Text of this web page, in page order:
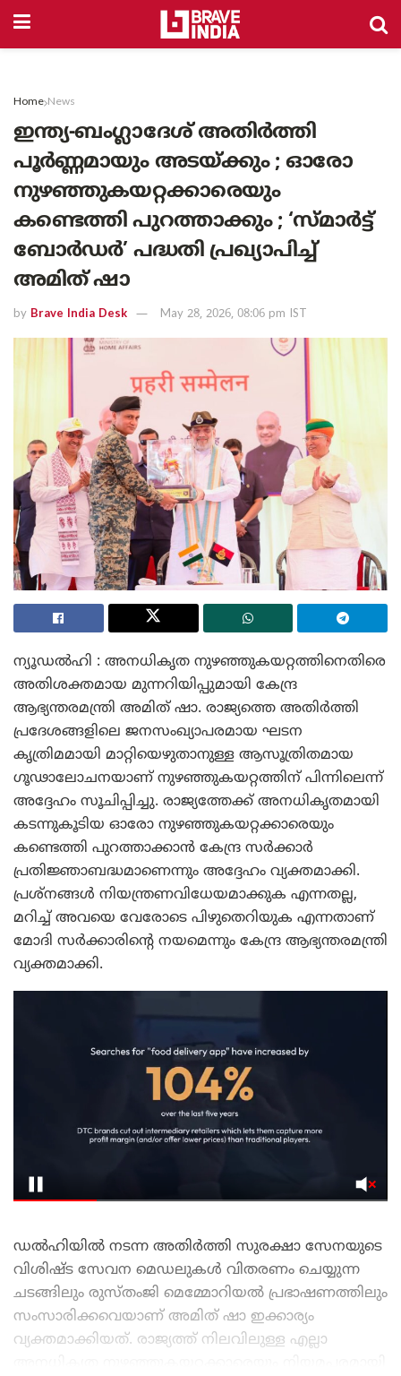
Home News
ഇന്ത്യ-ബംഗ്ലാദേശ് അതിർത്തി
പൂർണ്ണമായും അടയ്ക്കും ; ഓരോ
നുഴഞ്ഞുകയറ്റക്കാരെയും
കണ്ടെത്തി പുറത്താക്കും ; ‘സ്മാർട്ട്
ബോർഡർ’ പദ്ധതി പ്രഖ്യാപിച്ച്
അമിത് ഷാ
by Brave India Desk May 28, 2026, 08:06 pm IST
ന്യൂഡൽഹി : അനധികൃത നുഴഞ്ഞുകയറ്റത്തിനെതിരെ
അതിശക്തമായ മുന്നറിയിപ്പുമായി കേന്ദ്ര
ആഭ്യന്തരമന്ത്രി അമിത് ഷാ. രാജ്യത്തെ അതിർത്തി
പ്രദേശങ്ങളിലെ ജനസംഖ്യാപരമായ ഘടന
കൃത്രിമമായി മാറ്റിയെഴുതാനുള്ള ആസൂത്രിതമായ
ഗൂഢാലോചനയാണ് നുഴഞ്ഞുകയറ്റത്തിന് പിന്നിലെന്ന്
അദ്ദേഹം സൂചിപ്പിച്ചു. രാജ്യത്തേക്ക് അനധികൃതമായി
കടന്നുകൂടിയ ഓരോ നുഴഞ്ഞുകയറ്റക്കാരെയും
കണ്ടെത്തി പുറത്താക്കാൻ കേന്ദ്ര സർക്കാർ
പ്രതിജ്ഞാബദ്ധമാണെന്നും അദ്ദേഹം വ്യക്തമാക്കി.
പ്രശ്നങ്ങൾ നിയന്ത്രണവിധേയമാക്കുക എന്നതല്ല,
മറിച്ച് അവയെ വേരോടെ പിഴുതെറിയുക എന്നതാണ്
മോദി സർക്കാരിന്റെ നയമെന്നും കേന്ദ്ര ആഭ്യന്തരമന്ത്രി
വ്യക്തമാക്കി.
ഡൽഹിയിൽ നടന്ന അതിർത്തി സുരക്ഷാ സേനയുടെ
വിശിഷ്ട സേവന മെഡലുകൾ വിതരണം ചെയ്യുന്ന
ചടങ്ങിലും രുസ്തംജി മെമ്മോറിയൽ പ്രഭാഷണത്തിലും
സംസാരിക്കവെയാണ് അമിത് ഷാ ഇക്കാര്യം
വ്യക്തമാക്കിയത്. രാജ്യത്ത് നിലവിലുള്ള എല്ലാ